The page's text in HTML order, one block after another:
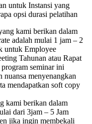
untuk Instansi yang
opsi durasi pelatihan
kami berikan dalam
adalah mulai 1 jam – 2
untuk Employee
Tahunan atau Rapat
seminar ini
nuansa menyenangkan
mendapatkan soft copy
kami berikan dalam
dari 3jam – 5 Jam
jika ingin membekali